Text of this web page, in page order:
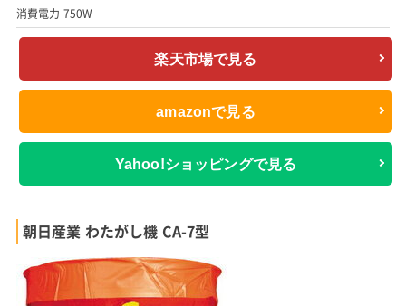
消費電力 750W
楽天市場で見る
amazonで見る
Yahoo!ショッピングで見る
朝日産業 わたがし機 CA-7型